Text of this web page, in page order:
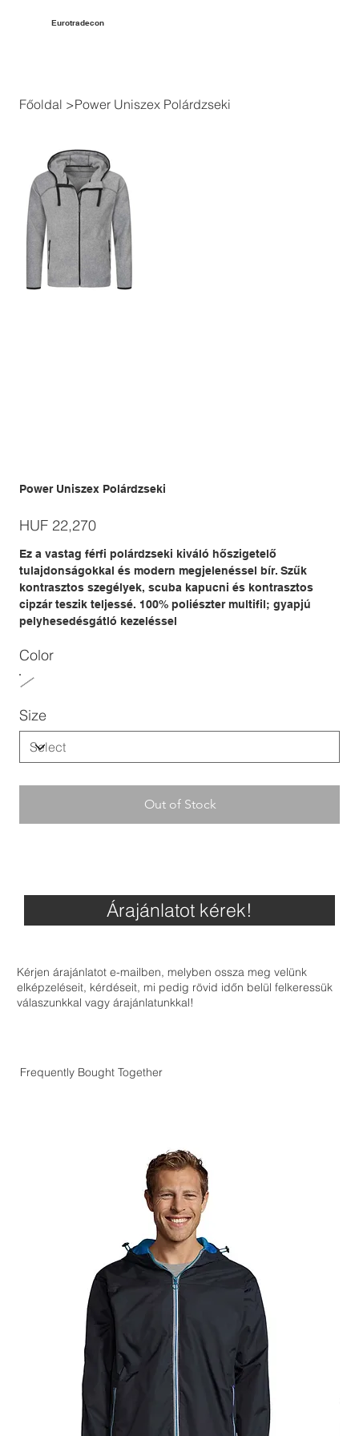
Eurotradecon
Főoldal >Power Uniszex Polárdzseki
Power Uniszex Polárdzseki
Price
HUF 22,270
Ez a vastag férfi polárdzseki kiváló hőszigetelő
tulajdonságokkal és modern megjelenéssel bír. Szűk
kontrasztos szegélyek, scuba kapucni és kontrasztos
cipzár teszik teljessé. 100% poliészter multifil; gyapjú
pelyhesedésgátló kezeléssel
Color
Size
Out of Stock
Árajánlatot kérek!
Kérjen árajánlatot e-mailben, melyben ossza meg velünk
elképzeléseit, kérdéseit, mi pedig rövid időn belül felkeressük
válaszunkkal vagy árajánlatunkkal!
Frequently Bought Together